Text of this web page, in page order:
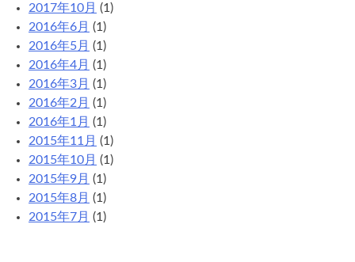
2017年10月 (1)
2016年6月 (1)
2016年5月 (1)
2016年4月 (1)
2016年3月 (1)
2016年2月 (1)
2016年1月 (1)
2015年11月 (1)
2015年10月 (1)
2015年9月 (1)
2015年8月 (1)
2015年7月 (1)